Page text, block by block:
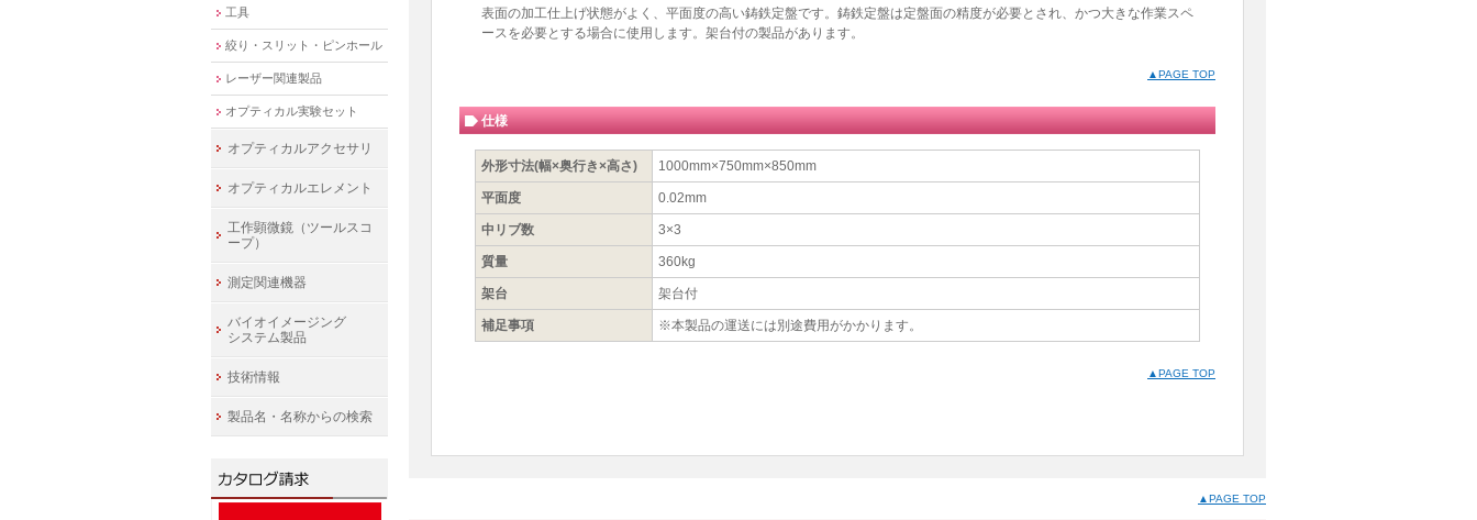
表面の加工仕上げ状態がよく、平面度の高い鋳鉄定盤です。鋳鉄定盤は定盤面の精度が必要とされ、かつ大きな作業スペ
ースを必要とする場合に使用します。架台付の製品があります。
▲PAGE TOP
仕様
外形寸法(幅×奥行き×高さ) 1000mm×750mm×850mm
平面度 0.02mm
中リブ数 3×3
質量 360kg
架台 架台付
補足事項 ※本製品の運送には別途費用がかかります。
▲PAGE TOP
▲PAGE TOP
工具
絞り・スリット・ピンホール
レーザー関連製品
オプティカル実験セット
オプティカルアクセサリ
オプティカルエレメント
工作顕微鏡（ツールスコ
ープ）
測定関連機器
バイオイメージング
システム製品
技術情報
製品名・名称からの検索